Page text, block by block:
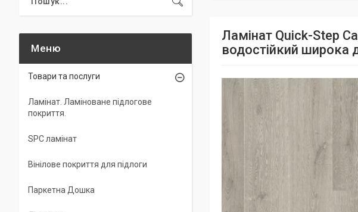
Ламінат Quick-Step
водостійкий
Товари та послуги
Ламінат. Ламіноване підлогове
покриття.
SPC ламінат
Вінілове покриття для підлоги
Паркетна Дошка